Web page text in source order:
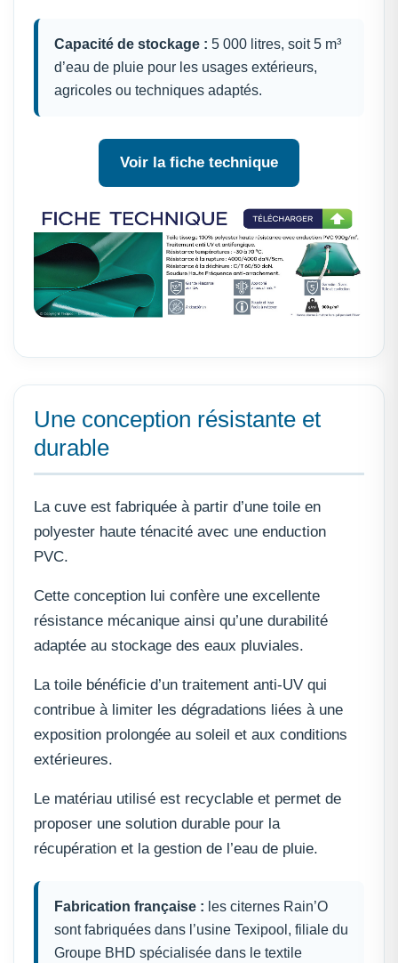
Capacité de stockage : 5 000 litres, soit 5 m³
d’eau de pluie pour les usages extérieurs,
agricoles ou techniques adaptés.
Voir la fiche technique
Une conception résistante et
durable
La cuve est fabriquée à partir d’une toile en
polyester haute ténacité avec une enduction
PVC.
Cette conception lui confère une excellente
résistance mécanique ainsi qu’une durabilité
adaptée au stockage des eaux pluviales.
La toile bénéficie d’un traitement anti-UV qui
contribue à limiter les dégradations liées à une
exposition prolongée au soleil et aux conditions
extérieures.
Le matériau utilisé est recyclable et permet de
proposer une solution durable pour la
récupération et la gestion de l’eau de pluie.
Fabrication française : les citernes Rain’O
sont fabriquées dans l’usine Texipool, filiale du
Groupe BHD spécialisée dans le textile